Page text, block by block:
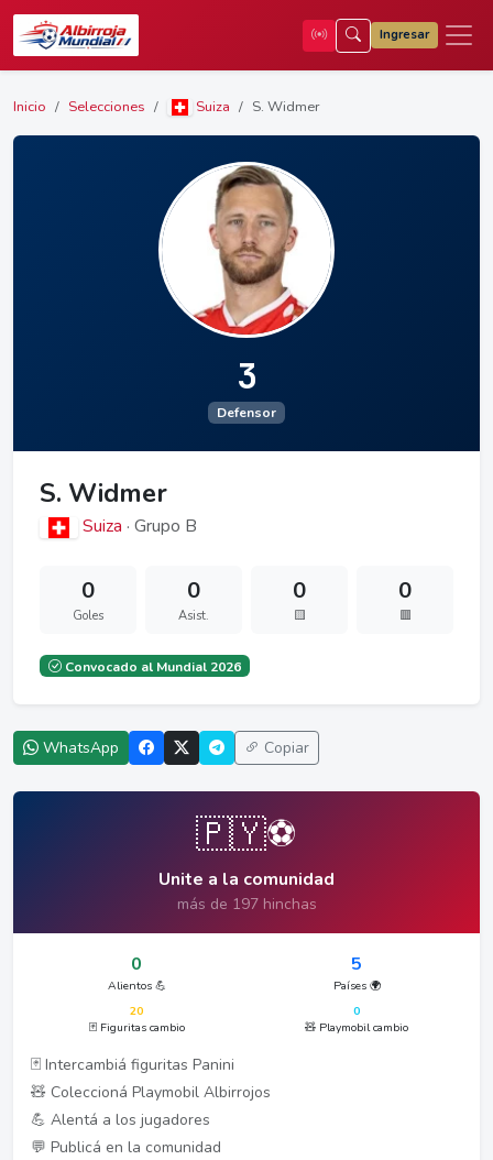
Ingresar
Inicio Selecciones Suiza S. Widmer
3
Defensor
S. Widmer
Suiza · Grupo B
0
Goles
0
Asist.
0
🟨
0
🟥
Convocado al Mundial 2026
WhatsApp Copiar
🇵🇾⚽
Unite a la comunidad
más de 197 hinchas
0
Alientos 💪
5
Países 🌍
20
🃏 Figuritas cambio
0
🧸 Playmobil cambio
🃏 Intercambiá figuritas Panini
🧸 Coleccioná Playmobil Albirrojos
💪 Alentá a los jugadores
💬 Publicá en la comunidad